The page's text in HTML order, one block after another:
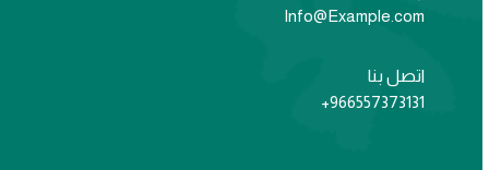
Info@Example.com
اتصل بنا
966557373131+